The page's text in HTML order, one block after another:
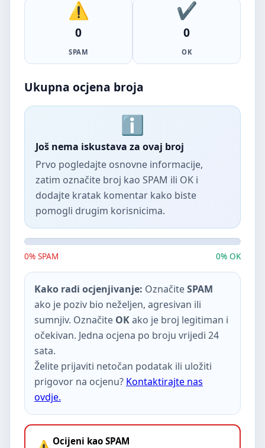
0
SPAM
0
OK
Ukupna ocjena broja
Još nema iskustava za ovaj broj
Prvo pogledajte osnovne informacije,
zatim označite broj kao SPAM ili OK i
dodajte kratak komentar kako biste
pomogli drugim korisnicima.
0% SPAM 0% OK
Kako radi ocjenjivanje: OznačiteSPAM
ako je poziv bio neželjen, agresivan ili
sumnjiv. Označite OKako je broj legitiman i
očekivan. Jedna ocjena po broju vrijedi 24
sata.
Želite prijaviti netočan podatak ili uložiti
prigovor na ocjenu? Kontaktirajte nas
ovdje.
Ocijeni kao SPAM